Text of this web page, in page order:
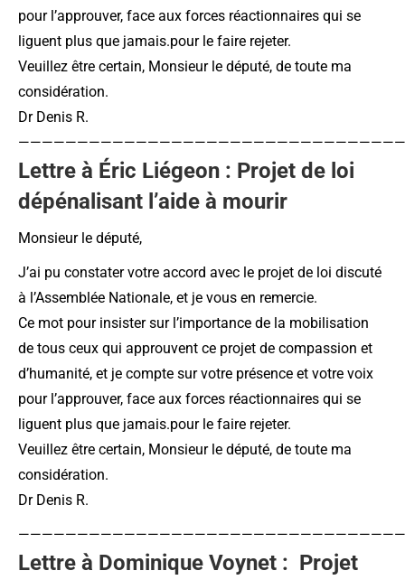
pour l’approuver, face aux forces réactionnaires qui se
liguent plus que jamais.pour le faire rejeter.
Veuillez être certain, Monsieur le député, de toute ma
considération.
Dr Denis R.
Lettre à Éric Liégeon : Projet de loi
dépénalisant l’aide à mourir
Monsieur le député,
J’ai pu constater votre accord avec le projet de loi discuté
à l’Assemblée Nationale, et je vous en remercie.
Ce mot pour insister sur l’importance de la mobilisation
de tous ceux qui approuvent ce projet de compassion et
d’humanité, et je compte sur votre présence et votre voix
pour l’approuver, face aux forces réactionnaires qui se
liguent plus que jamais.pour le faire rejeter.
Veuillez être certain, Monsieur le député, de toute ma
considération.
Dr Denis R.
Lettre à Dominique Voynet : Projet